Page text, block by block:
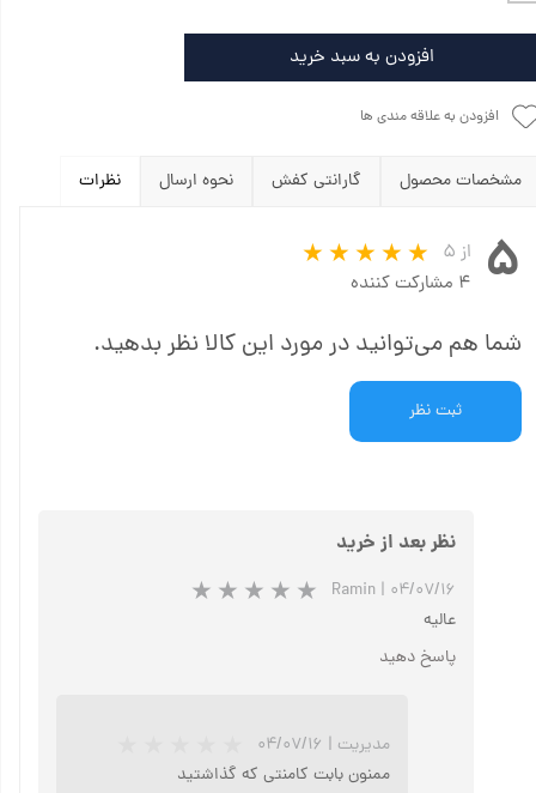
افزودن به سبد خرید
افزودن به علاقه مندی ها
مشخصات محصول گارانتی کفش نحوه ارسال نظرات
۵
از ۵
۴ مشارکت کننده
شما هم می‌توانید در مورد این کالا نظر بدهید.
ثبت نظر
نظر بعد از خرید
Ramin | ۰۴/۰۷/۱۶
عالیه
پاسخ دهید
مدیریت | ۰۴/۰۷/۱۶
ممنون بابت کامنتی که گذاشتید